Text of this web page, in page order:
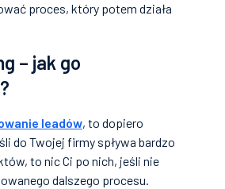
proces, który potem działa
– jak go
leadów, to dopiero
do Twojej firmy spływa bardzo
to nic Ci po nich, jeśli nie
dalszego procesu.